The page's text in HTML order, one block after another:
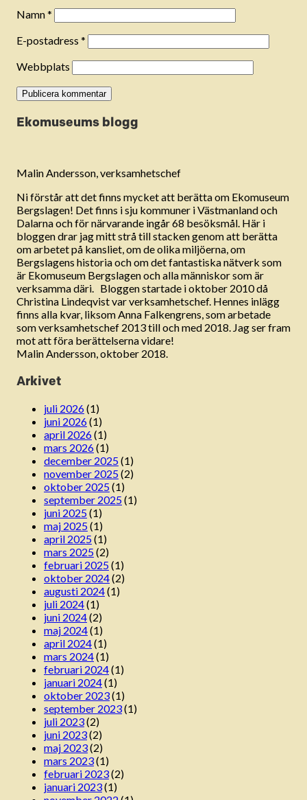
Namn*
E-postadress *
Webbplats
Ekomuseums blogg
Malin Andersson, verksamhetschef
Ni förstår att det finns mycket att berätta om Ekomuseum
Bergslagen! Det finns i sju kommuner i Västmanland och
Dalarna och för närvarande ingår 68 besöksmål. Här i
bloggen drar jag mitt strå till stacken genom att berätta
om arbetet på kansliet, om de olika miljöerna, om
Bergslagens historia och om det fantastiska nätverk som
är Ekomuseum Bergslagen och alla människor som är
verksamma däri. Bloggen startade i oktober 2010 då
Christina Lindeqvist var verksamhetschef. Hennes inlägg
finns alla kvar, liksom Anna Falkengrens, som arbetade
som verksamhetschef 2013 till och med 2018. Jag ser fram
mot att föra berättelserna vidare!
Malin Andersson, oktober 2018.
Arkivet
juli 2026(1)
juni 2026(1)
april 2026(1)
mars 2026(1)
december 2025(1)
november 2025(2)
oktober 2025(1)
september 2025(1)
juni 2025(1)
maj 2025(1)
april 2025(1)
mars 2025(2)
februari 2025(1)
oktober 2024(2)
augusti 2024(1)
juli 2024(1)
juni 2024(2)
maj 2024(1)
april 2024(1)
mars 2024(1)
februari 2024(1)
januari 2024(1)
oktober 2023(1)
september 2023(1)
juli 2023(2)
juni 2023(2)
maj 2023(2)
mars 2023(1)
februari 2023(2)
januari 2023(1)